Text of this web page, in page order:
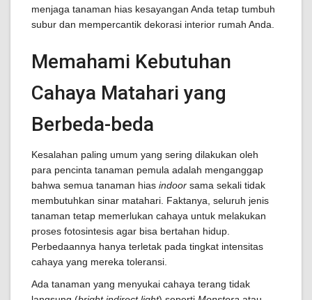
menjaga tanaman hias kesayangan Anda tetap tumbuh
subur dan mempercantik dekorasi interior rumah Anda.
Memahami Kebutuhan
Cahaya Matahari yang
Berbeda-beda
Kesalahan paling umum yang sering dilakukan oleh
para pencinta tanaman pemula adalah menganggap
bahwa semua tanaman hias indoor sama sekali tidak
membutuhkan sinar matahari. Faktanya, seluruh jenis
tanaman tetap memerlukan cahaya untuk melakukan
proses fotosintesis agar bisa bertahan hidup.
Perbedaannya hanya terletak pada tingkat intensitas
cahaya yang mereka toleransi.
Ada tanaman yang menyukai cahaya terang tidak